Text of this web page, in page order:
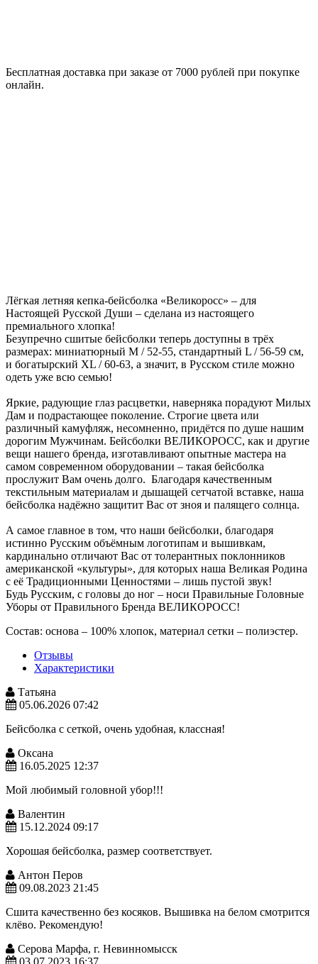
Бесплатная доставка при заказе от 7000 рублей при покупке
онлайн.
Лёгкая летняя кепка-бейсболка «Великоросс» – для
Настоящей Русской Души – сделана из настоящего
премиального хлопка!
Безупречно сшитые бейсболки теперь доступны в трёх
размерах: миниатюрный M / 52-55, стандартный L / 56-59 см,
и богатырский XL / 60-63, а значит, в Русском стиле можно
одеть уже всю семью!
Яркие, радующие глаз расцветки, наверняка порадуют Милых
Дам и подрастающее поколение. Строгие цвета или
различный камуфляж, несомненно, придётся по душе нашим
дорогим Мужчинам. Бейсболки ВЕЛИКОРОСС, как и другие
вещи нашего бренда, изготавливают опытные мастера на
самом современном оборудовании – такая бейсболка
прослужит Вам очень долго. Благодаря качественным
текстильным материалам и дышащей сетчатой вставке, наша
бейсболка надёжно защитит Вас от зноя и палящего солнца.
А самое главное в том, что наши бейсболки, благодаря
истинно Русским объёмным логотипам и вышивкам,
кардинально отличают Вас от толерантных поклонников
американской «культуры», для которых наша Великая Родина
с её Традиционными Ценностями – лишь пустой звук!
Будь Русским, с головы до ног – носи Правильные Головные
Уборы от Правильного Бренда ВЕЛИКОРОСС!
Состав: основа – 100% хлопок, материал сетки – полиэстер.
Отзывы
Характеристики
Татьяна
05.06.2026 07:42
Бейсболка с сеткой, очень удобная, классная!
Оксана
16.05.2025 12:37
Мой любимый головной убор!!!
Валентин
15.12.2024 09:17
Хорошая бейсболка, размер соответствует.
Антон Перов
09.08.2023 21:45
Сшита качественно без косяков. Вышивка на белом смотрится
клёво. Рекомендую!
Серова Марфа, г. Невинномысск
03.07.2023 16:37